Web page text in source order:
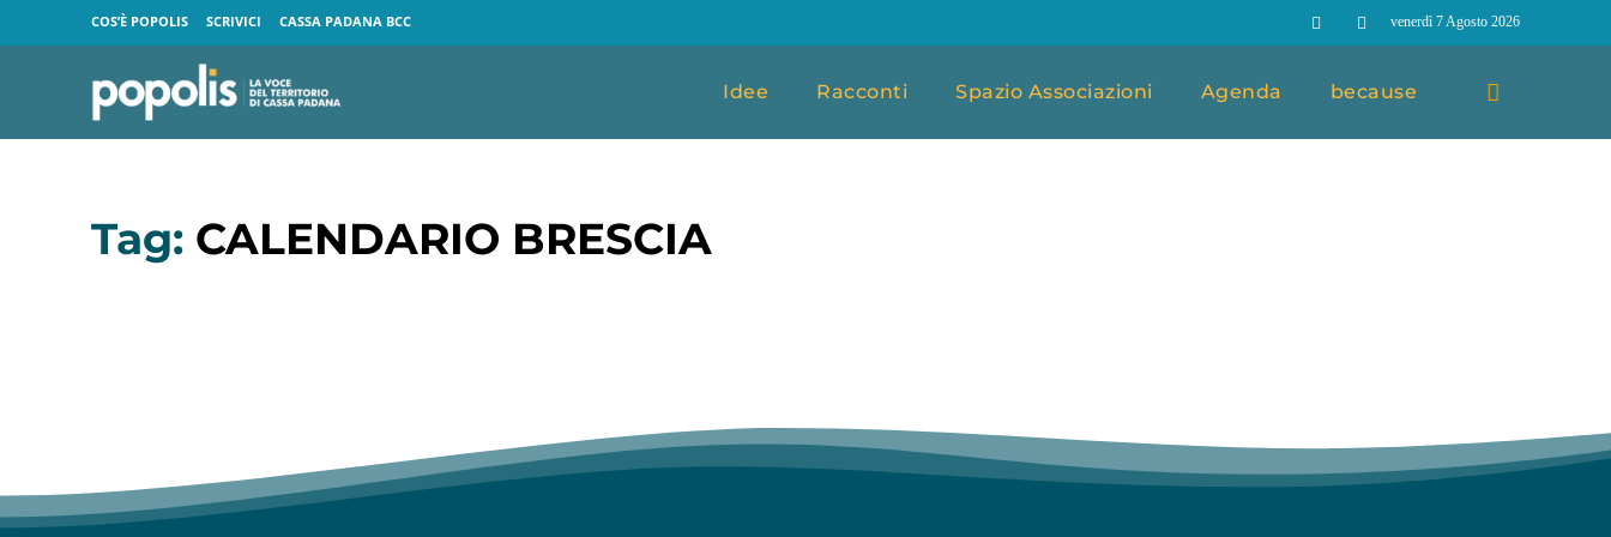
COS’È POPOLIS SCRIVICI CASSA PADANA BCC venerdì 7 Agosto 2026
Idee Racconti Spazio Associazioni Agenda because
Tag: CALENDARIO BRESCIA